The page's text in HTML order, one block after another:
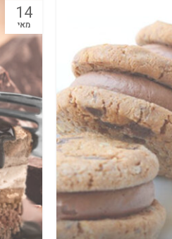
14
מאי